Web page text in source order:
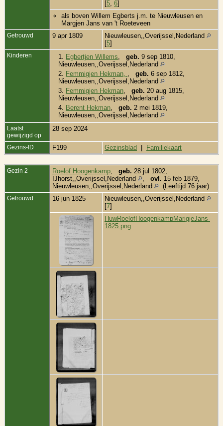
[5 6]
als boven Willem Egberts j.m. te Nieuwleusen en
Margjen Jans van 't Roeteveen
Getrouwd 9 apr 1809
Nieuwleusen,,Overijssel,Nederland
[5]
Kinderen 1. Egbertjen Willems geb. 9 sep 1810,
Nieuwleusen,,Overijssel,Nederland
2.
Femmigjen Hekman, geb. 6 sep 1812,
Nieuwleusen,,Overijssel,Nederland
3.
Femmigjen Hekman geb. 20 aug 1815,
Nieuwleusen,,Overijssel,Nederland
4.
Berent Hekman geb. 2 mei 1819,
Nieuwleusen,,Overijssel,Nederland
Laatst
gewijzigd op
28 sep 2024
Gezins-ID F199 Gezinsblad Familiekaart
Gezin 2 Roelof Hoogenkamp geb. 28 jul 1802,
IJhorst,,Overijssel,Nederland
ovl. 15 feb 1879,
Nieuwleusen,,Overijssel,Nederland
(Leeftijd 76 jaar)
Getrouwd 16 jun 1825
Nieuwleusen,,Overijssel,Nederland
[7]
HuwRoelofHoogenkampMarigjeJans-
1825.png